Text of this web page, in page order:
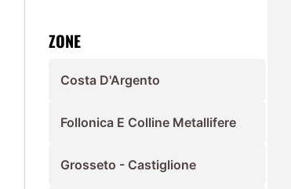
ZONE
Costa D'Argento
Follonica E Colline Metallifere
Grosseto - Castiglione